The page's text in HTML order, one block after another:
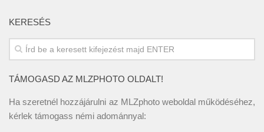
KERESÉS
TÁMOGASD AZ MLZPHOTO OLDALT!
Ha szeretnél hozzájárulni az MLZphoto weboldal működéséhez,
kérlek támogass némi adománnyal: